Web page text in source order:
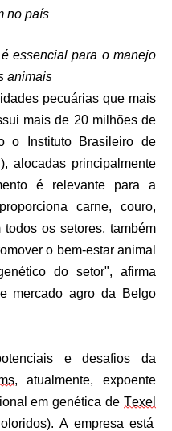
no país
essencial para o manejo
animais
pecuárias que mais
mais de 20 milhões de
o Instituto Brasileiro de
alocadas principalmente
é relevante para a
carne, couro,
os setores, também
o bem-estar animal
do setor", afirma
mercado agro da Belgo
e desafios da
, atualmente, expoente
em genética de Texel
A empresa está